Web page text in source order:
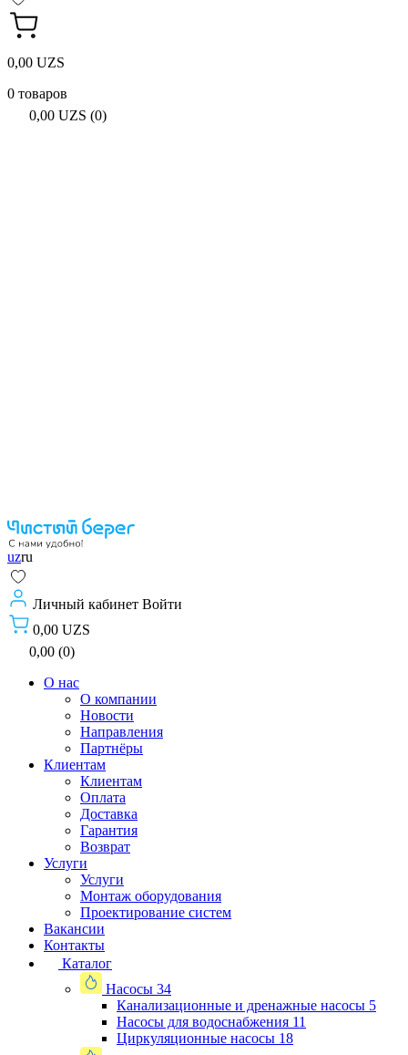
0,00 UZS
0 товаров
0,00 UZS (0)
uzru
Личный кабинет Войти
0,00 UZS
0,00 (0)
О нас
О компании
Новости
Направления
Партнёры
Клиентам
Клиентам
Оплата
Доставка
Гарантия
Возврат
Услуги
Услуги
Монтаж оборудования
Проектирование систем
Вакансии
Контакты
Каталог
Насосы 34
Канализационные и дренажные насосы 5
Насосы для водоснабжения 11
Циркуляционные насосы 18